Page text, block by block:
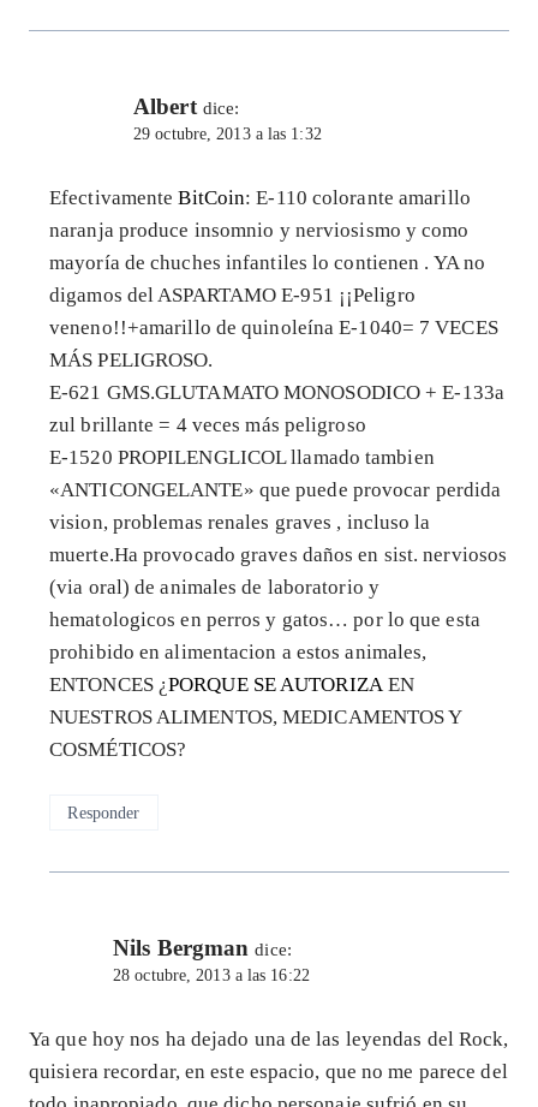
Albert dice:
29 octubre, 2013 a las 1:32
EfectivamenteBitCoin: E-110 colorante amarillo
naranja produce insomnio y nerviosismo y como
mayoría de chuches infantiles lo contienen . YA no
digamos del ASPARTAMO E-951 ¡¡Peligro
veneno!!+amarillo de quinoleína E-1040= 7 VECES
MÁS PELIGROSO.
E-621 GMS.GLUTAMATO MONOSODICO + E-133a
zul brillante = 4 veces más peligroso
E-1520 PROPILENGLICOL llamado tambien
«ANTICONGELANTE» que puede provocar perdida
vision, problemas renales graves , incluso la
muerte.Ha provocado graves daños en sist. nerviosos
(via oral) de animales de laboratorio y
hematologicos en perros y gatos… por lo que esta
prohibido en alimentacion a estos animales,
ENTONCES ¿PORQUE SE AUTORIZAEN
NUESTROS ALIMENTOS, MEDICAMENTOS Y
COSMÉTICOS?
Responder
Nils Bergman dice:
28 octubre, 2013 a las 16:22
Ya que hoy nos ha dejado una de las leyendas del Rock,
quisiera recordar, en este espacio, que no me parece del